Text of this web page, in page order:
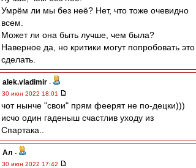
Умрём ли мы без неё? Нет, что тоже очевидно
всем.
Может ли она быть лучше, чем была?
Наверное да, но критики могут попробовать это
сделать.
alek.vladimir -
30 июн 2022 18:01
чот нынче "свои" прям феерят не по-децки)))
исчо один гаденыш счастлив уходу из
Спартака..
Ал -
30 июн 2022 17:42